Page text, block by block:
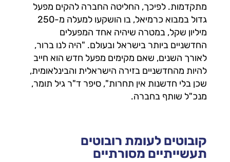
מתקדמות. לפיכך, החליטה החברה להקים מפעל
גדול במבוא כרמיאל, בו הושקעו למעלה מ-250
מיליון שקל, במטרה שיהיה אחד המפעלים
החדשניים ביותר בישראל ובעולם. "היה לנו ברור,
לאורך השנים, שאם מקימים מפעל חדש הוא חייב
להיות מהחדשניים בזירה הישראלית והבינלאומית,
שכן בלי חדשנות אין תחרות", סיפר ד"ר גיל תומר,
מנכ"ל שותף בחברה.
קובוטים לעומת רובוטים
תעשייתיים מסורתיים